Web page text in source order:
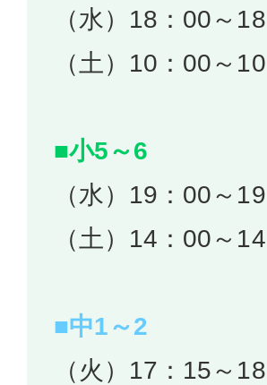
（水）18：00～
（土）10：00～
■小5～6
（水）19：00～
（土）14：00～
■中1～2
（火）17：15～